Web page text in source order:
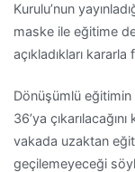
Kurulu’nun
maske ile eğitime
açıkladıkları
Dönüşümlü eğitimin
36’ya
vakada uzaktan
geçilemeyeceği